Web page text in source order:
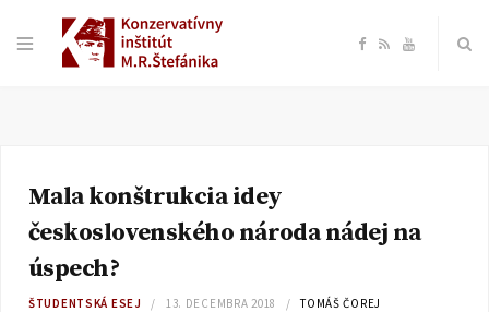
F R Y
Mala konštrukcia idey
československého národa nádej na
úspech?
ŠTUDENTSKÁ ESEJ 13. DECEMBRA 2018 TOMÁŠ ČOREJ